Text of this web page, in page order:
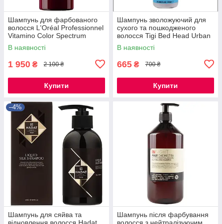
Шампунь для фарбованого
волосся L'Oréal Professionnel
Vitamino Color Spectrum
Shampoo 1500 ml
В наявності
1 950 ₴ 2 100 ₴
Купити
Шампунь зволожуючий для
сухого та пошкодженого
волосся Tigi Bed Head Urban
Anti+Dotes Recovery
Shampoo 750 мл
В наявності
665 ₴ 700 ₴
Купити
–4%
Шампунь для сяйва та
Шампунь після фарбування